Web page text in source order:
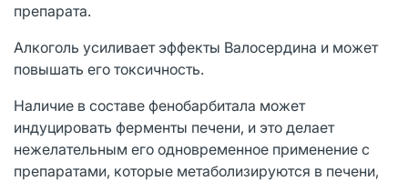
препарата.
Алкоголь усиливает эффекты Валосердина и может
повышать его токсичность.
Наличие в составе фенобарбитала может
индуцировать ферменты печени, и это делает
нежелательным его одновременное применение с
препаратами, которые метаболизируются в печени,